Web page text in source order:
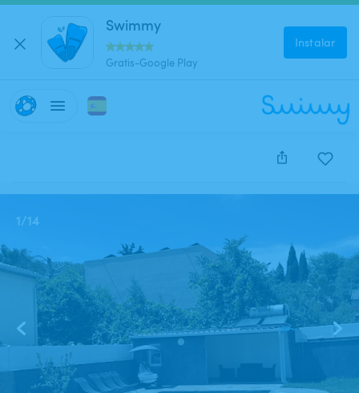
Swimmy
Gratis-Google Play
Instalar
1/14